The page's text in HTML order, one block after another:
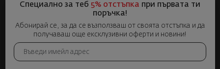
Специално за теб 5% отстъпка при първата ти
поръчка!
Абонирай се, за да се възползваш от своята отстъпка и да
получаваш още ексклузивни оферти и новини!